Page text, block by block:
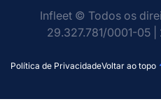
Infleet © Todos os
29.327.781/0001-05
Voltar ao topo
Política de Privacidade